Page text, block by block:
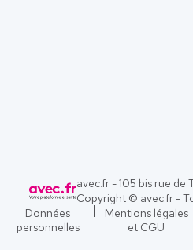
avec.fr - 105 bis rue de
Copyright © avec.fr -
Données
personnelles
Mentions légales
et CGU